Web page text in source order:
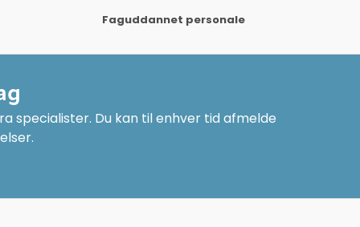
Faguddannet personale
specialister. Du kan til enhver tid afmelde